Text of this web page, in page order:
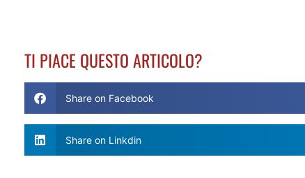
TI PIACE QUESTO ARTICOLO?
Share on Facebook
Share on Linkdin